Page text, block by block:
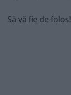
Să vă fie de folos!